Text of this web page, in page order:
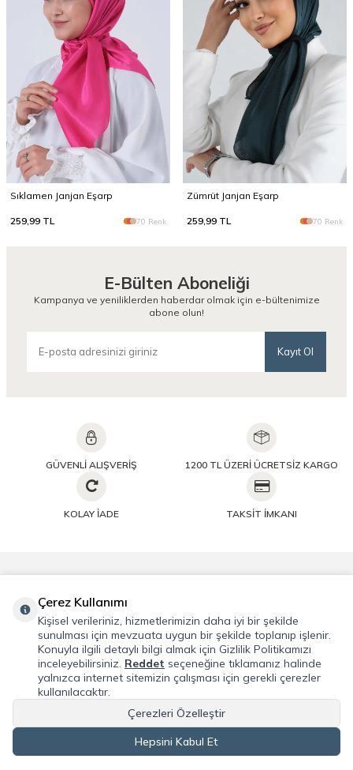
Sıklamen Janjan Eşarp
259,99 TL 70 Renk
Zümrüt Janjan Eşarp
259,99 TL 70 Renk
E-Bülten Aboneliği
Kampanya ve yeniliklerden haberdar olmak için e-bültenimize
abone olun!
Kayıt Ol
GÜVENLİ ALIŞVERİŞ 1200 TL ÜZERİ ÜCRETSİZ KARGO
KOLAY İADE TAKSİT İMKANI
Hızlı Erişim
T-SoftE-TicaretSistemleriyle Hazırlanmıştır.
Çerez Kullanımı
Kişisel verileriniz, hizmetlerimizin daha iyi bir şekilde
sunulması için mevzuata uygun bir şekilde toplanıp işlenir.
Konuyla ilgili detaylı bilgi almak için Gizlilik Politikamızı
inceleyebilirsiniz. Reddet seçeneğine tıklamanız halinde
yalnızca internet sitemizin çalışması için gerekli çerezler
kullanılacaktır.
Çerezleri Özelleştir
Hepsini Kabul Et